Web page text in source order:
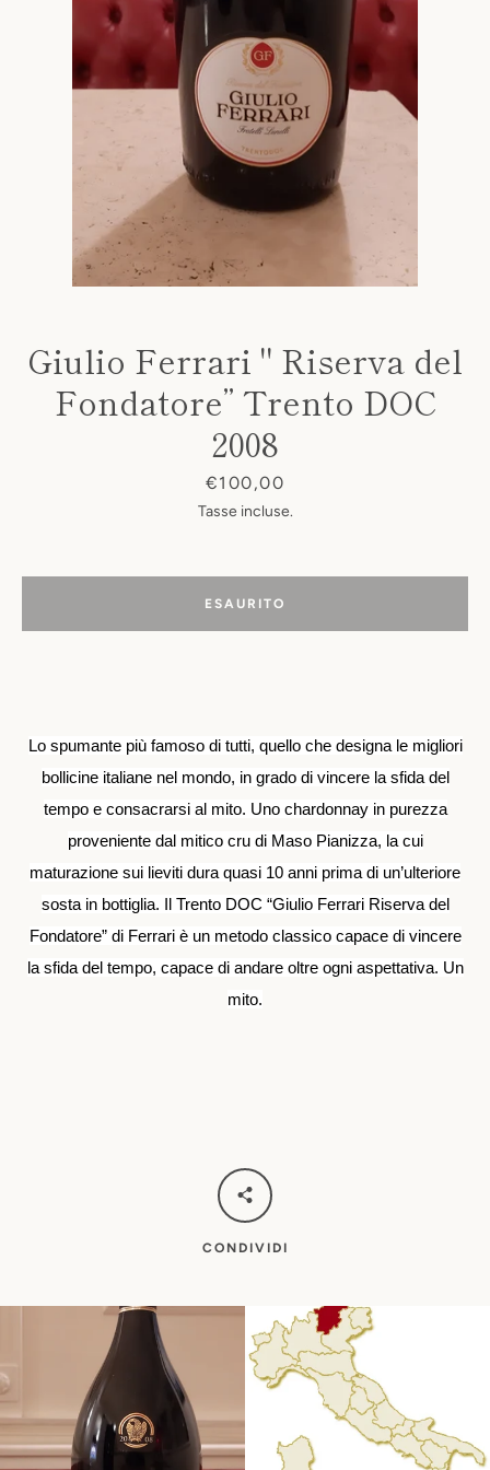
Giulio Ferrari " Riserva del
Fondatore” Trento DOC
2008
Prezzo
€100,00
Tasse incluse.
Lo spumante più famoso di tutti, quello che designa le migliori
bollicine italiane nel mondo, in grado di vincere la sfida del
tempo e consacrarsi al mito. Uno chardonnay in purezza
proveniente dal mitico cru di Maso Pianizza, la cui
maturazione sui lieviti dura quasi 10 anni prima di un’ulteriore
sosta in bottiglia. Il Trento DOC “Giulio Ferrari Riserva del
Fondatore” di Ferrari è un metodo classico capace di vincere
la sfida del tempo, capace di andare oltre ogni aspettativa. Un
mito.
ESAURITO
CONDIVIDI